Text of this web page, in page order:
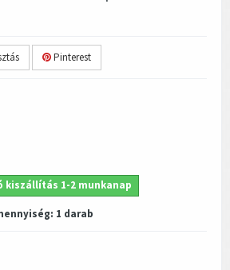
Pinterest
kiszállítás 1-2 munkanap
1 darab